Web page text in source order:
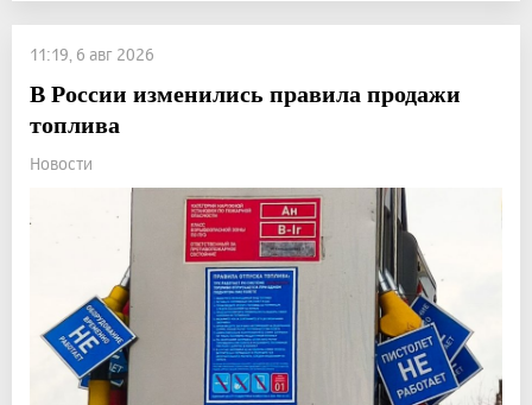
11:19, 6 авг 2026
В России изменились правила продажи
топлива
Новости